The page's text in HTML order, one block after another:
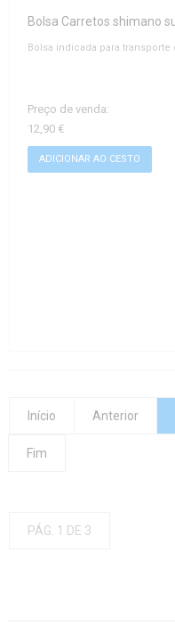
Bolsa Carretos shimano
Bolsa indicada para transporte
Preço de venda:
12,90 €
Início Anterior
Fim
PÁG. 1 DE 3